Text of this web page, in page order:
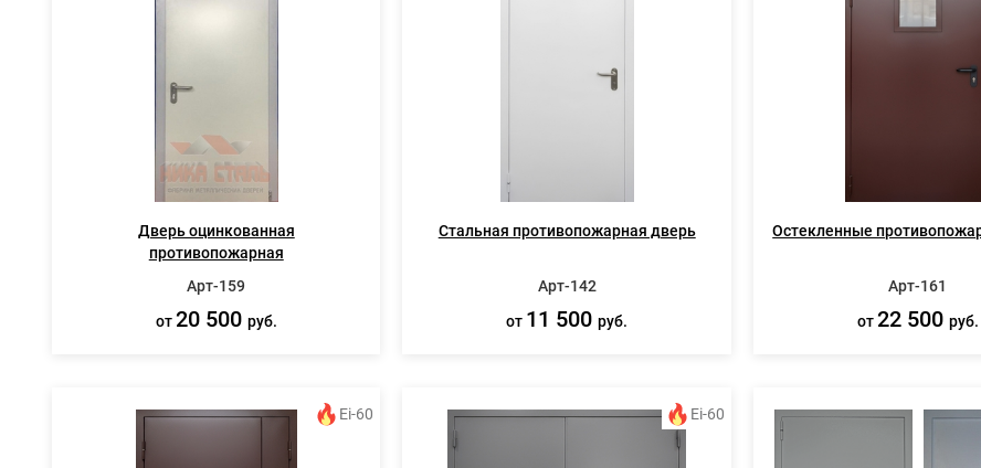
Дверь оцинкованная
противопожарная
Арт-159
от 20 500 руб.
Стальная противопожарная дверь
Арт-142
от 11 500руб.
Остекленные
Арт-161
от 22 500 руб.
Ei-60 Ei-60